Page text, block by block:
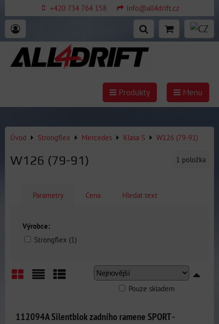
+420 734 764 158 info@all4drift.cz
Produkty Menu
Úvod Strongflex Mercedes Klasa S W126 (79-91)
W126 (79-91) 1 položka
Parametry Cena Hledat text
Výrobce:
Strongflex (1)
Pouze skladem
112094A Silentblok zadního ramene SPORT -